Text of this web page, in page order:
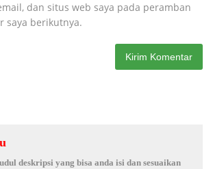
dan situs web saya pada peramban
saya berikutnya.
deskripsi yang bisa anda isi dan sesuaikan